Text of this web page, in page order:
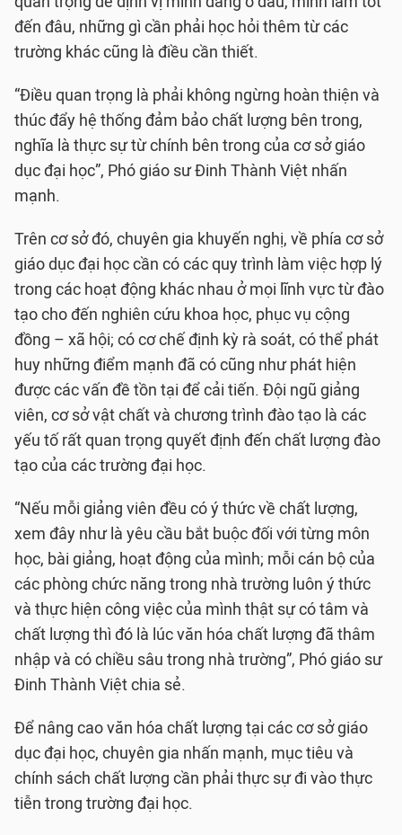
đến đâu, những gì cần phải học hỏi thêm từ các
trường khác cũng là điều cần thiết.
“Điều quan trọng là phải không ngừng hoàn thiện và
thúc đẩy hệ thống đảm bảo chất lượng bên trong,
nghĩa là thực sự từ chính bên trong của cơ sở giáo
dục đại học”, Phó giáo sư Đinh Thành Việt nhấn
mạnh.
Trên cơ sở đó, chuyên gia khuyến nghị, về phía cơ sở
giáo dục đại học cần có các quy trình làm việc hợp lý
trong các hoạt động khác nhau ở mọi lĩnh vực từ đào
tạo cho đến nghiên cứu khoa học, phục vụ cộng
đồng – xã hội; có cơ chế định kỳ rà soát, có thể phát
huy những điểm mạnh đã có cũng như phát hiện
được các vấn đề tồn tại để cải tiến. Đội ngũ giảng
viên, cơ sở vật chất và chương trình đào tạo là các
yếu tố rất quan trọng quyết định đến chất lượng đào
tạo của các trường đại học.
“Nếu mỗi giảng viên đều có ý thức về chất lượng,
xem đây như là yêu cầu bắt buộc đối với từng môn
học, bài giảng, hoạt động của mình; mỗi cán bộ của
các phòng chức năng trong nhà trường luôn ý thức
và thực hiện công việc của mình thật sự có tâm và
chất lượng thì đó là lúc văn hóa chất lượng đã thâm
nhập và có chiều sâu trong nhà trường”, Phó giáo sư
Đinh Thành Việt chia sẻ.
Để nâng cao văn hóa chất lượng tại các cơ sở giáo
dục đại học, chuyên gia nhấn mạnh, mục tiêu và
chính sách chất lượng cần phải thực sự đi vào thực
tiễn trong trường đại học.